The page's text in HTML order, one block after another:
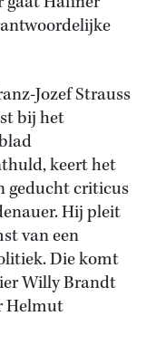
Jozef Strauss
bij het
keert het
geducht criticus
Hij pleit
van een
Die komt
Willy Brandt
Helmut